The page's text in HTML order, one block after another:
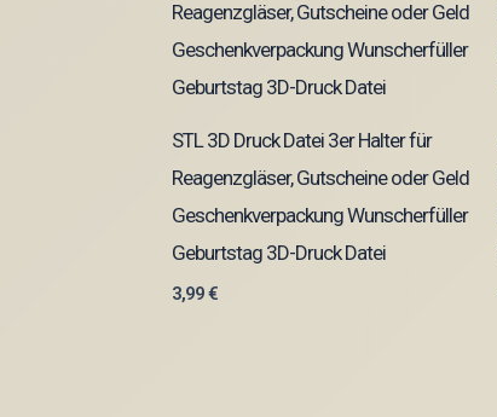
STL 3D Druck Datei 3er Halter für
Reagenzgläser, Gutscheine oder Geld
Geschenkverpackung Wunscherfüller
Geburtstag 3D-Druck Datei
3,99€